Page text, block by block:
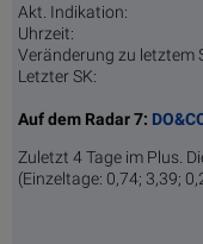
Akt. Indikation:
Uhrzeit:
Veränderung zu letztem
Letzter SK:
Auf dem Radar 7:
Zuletzt 4 Tage im Plus.
(Einzeltage: 0,74; 3,39;